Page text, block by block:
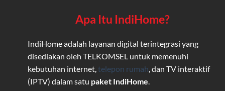
Apa Itu IndiHome?
IndiHome adalah layanan digital terintegrasi yang
disediakan oleh TELKOMSEL untuk memenuhi
kebutuhan internet, telepon rumah , dan TV interaktif
(IPTV) dalam satu paket IndiHome